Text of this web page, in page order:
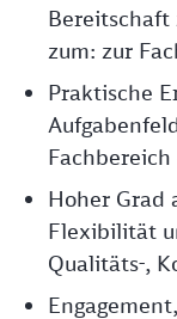
Bereitschaft
zum: zur
Praktische
Hoher Grad
Flexibilität
Qualitäts-,